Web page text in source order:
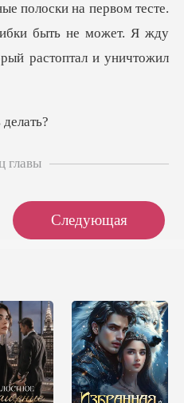
быть не может. Я жду
главы
Следующая